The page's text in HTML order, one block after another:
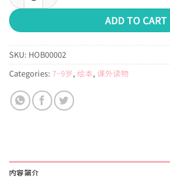
ADD TO CART
SKU: HOB00002
Categories: 7~9岁, 绘本, 课外读物
内容简介